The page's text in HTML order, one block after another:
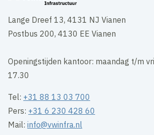
Lange Dreef 13, 4131 NJ Vianen
Postbus 200, 4130 EE Vianen
Openingstijden kantoor: maandag t/m
17.30
Tel: +31 88 13 03 700
Pers: +31 6 230 428 60
Mail:info@vwinfra.nl